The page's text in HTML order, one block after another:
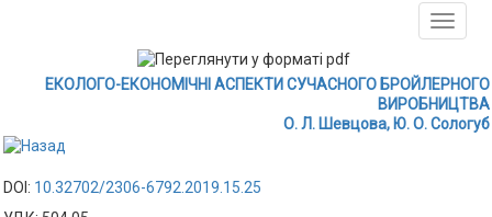
Toggle
ЕКОЛОГО-ЕКОНОМІЧНІ АСПЕКТИ СУЧАСНОГО БРОЙЛЕРНОГО
ВИРОБНИЦТВА
О. Л. Шевцова, Ю. О. Сологуб
DOI: 10.32702/2306-6792.2019.15.25